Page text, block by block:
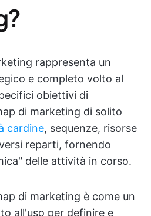
rappresenta un
e completo volto al
obiettivi di
di marketing di solito
cardine, sequenze, risorse
reparti, fornendo
delle attività in corso.
di marketing è come un
all'uso per definire e